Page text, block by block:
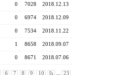
0 7028 2018.12.13
0 6974 2018.12.09
0 7534 2018.11.22
1 8658 2018.09.07
0 8671 2018.07.06
6 7 8 9 10 ,,, 23